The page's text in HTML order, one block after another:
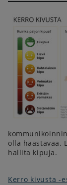
olla haastavaa.
hallita kipuja.
Kerro kivusta -